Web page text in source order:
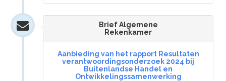
Brief Algemene
Rekenkamer
Aanbieding van het rapport Resultaten
verantwoordingsonderzoek 2024 bij
Buitenlandse Handel en
Ontwikkelingssamenwerking